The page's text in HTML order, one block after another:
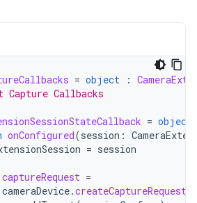
= object :
Capture Callbacks
= object
onConfigured(session :
= session
captureRequest =
cameraDevice.createCaptureRequest